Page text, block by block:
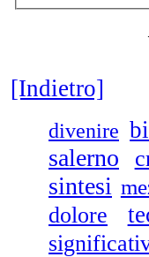
[Indietro]
divenire
salerno
sintesi
dolore